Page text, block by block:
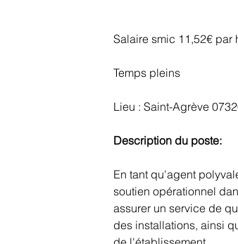
Salaire smic 11,52€ par
Temps pleins
Lieu : Saint-Agrève
Description du poste:
En tant qu'agent
soutien opérationnel
assurer un service de
des installations, ainsi